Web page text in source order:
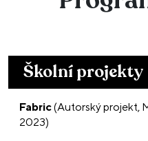
Školní projekty
Fabric(Autorský projekt,
2023)